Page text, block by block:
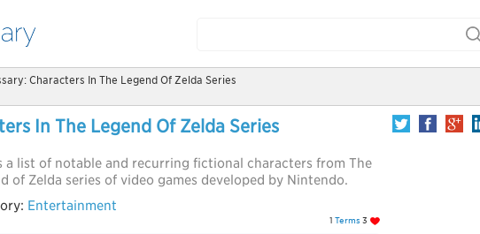
Characters In The Legend Of Zelda Series
In The Legend Of Zelda Series
a list of notable and recurring fictional characters from The
of Zelda series of video games developed by Nintendo.
Entertainment
1 Terms 3